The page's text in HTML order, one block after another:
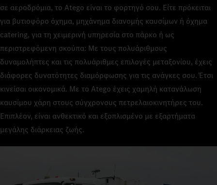
σε αεροδρόμια, το Atego είναι το φορτηγό σου. Είτε πρόκειται
για βυτιοφόρο όχημα, μηχάνημα διανομής καυσίμων ή όχημα
catering, για τη χειμερινή υπηρεσία στο πάρκο ή ως
περιστρεφόμενη σκούπα: Με τους πολυάριθμους
δυναμολήπτες και τις πολυάριθμες επιλογές μεταξονίου, έχεις
διάφορες δυνατότητες διαμόρφωσης για τις ανάγκες σου. Έτσι
κινείσαι οικονομικά. Με το Atego έχεις χαμηλή κατανάλωση
καυσίμου χάρη στους σύγχρονους πετρελαιοκινητήρες του.
Επιπλέον, είναι ανθεκτικό και εξοπλισμένο με εξαρτήματα
μεγάλης διάρκειας ζωής.